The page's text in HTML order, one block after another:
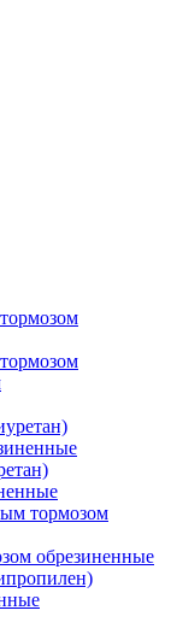
тормозом
обрезиненные